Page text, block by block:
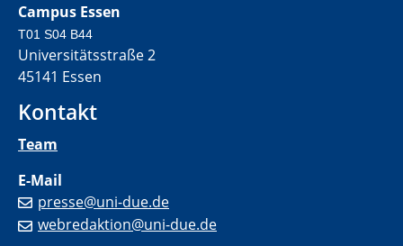
Campus Essen
T01 S04 B44
Universitätsstraße 2
45141 Essen
Kontakt
Team
E-Mail
presse@uni-due.de
webredaktion@uni-due.de